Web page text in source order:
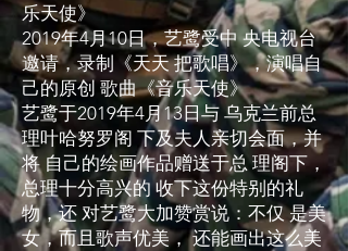
乐天使》
2019年4月10日，艺鹭受中 央电视台
邀请，录制《天天 把歌唱》，演唱自
己的原创 歌曲《音乐天使》
艺鹭于2019年4月13日与 乌克兰前总
理叶哈努罗阁 下及夫人亲切会面，并
将 自己的绘画作品赠送于总 理阁下，
总理十分高兴的 收下这份特别的礼
物，还 对艺鹭大加赞赏说：不仅 是美
女，而且歌声优美， 还能画出这么美